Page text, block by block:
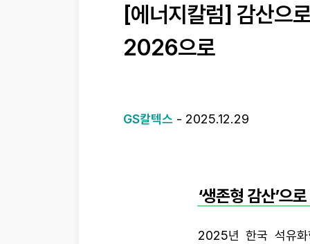
[에너지칼럼] 감산으
2026으로
GS칼텍스 - 2025.12.29
‘생존형 감산’으
2025년 한국 석유화